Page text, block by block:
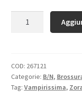
COD: 267121
Categorie: B/N,
Tag: Vampirissima,